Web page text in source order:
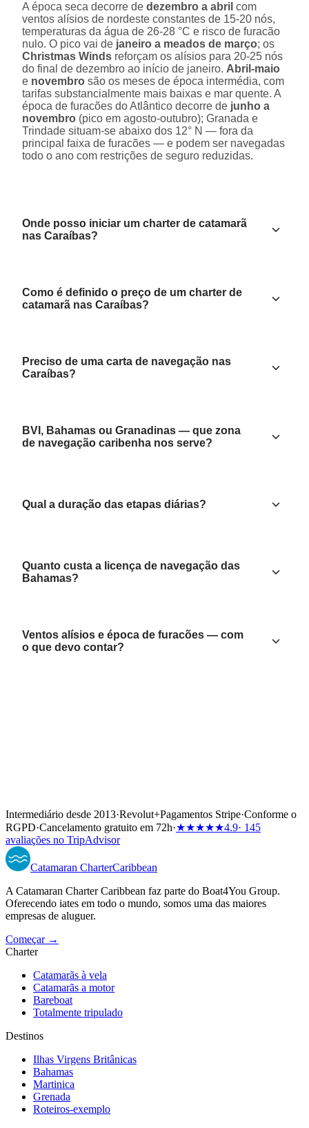
A época seca decorre de dezembro a abril com
ventos alísios de nordeste constantes de 15-20 nós,
temperaturas da água de 26-28 °C e risco de furacão
nulo. O pico vai de janeiro a meados de março; os
Christmas Winds reforçam os alísios para 20-25 nós
do final de dezembro ao início de janeiro. Abril-maio
e novembro são os meses de época intermédia, com
tarifas substancialmente mais baixas e mar quente. A
época de furacões do Atlântico decorre de junho a
novembro (pico em agosto-outubro); Granada e
Trindade situam-se abaixo dos 12° N — fora da
principal faixa de furacões — e podem ser navegadas
todo o ano com restrições de seguro reduzidas.
Onde posso iniciar um charter de catamarã
nas Caraíbas?
Como é definido o preço de um charter de
catamarã nas Caraíbas?
Preciso de uma carta de navegação nas
Caraíbas?
BVI, Bahamas ou Granadinas — que zona
de navegação caribenha nos serve?
Qual a duração das etapas diárias?
Quanto custa a licença de navegação das
Bahamas?
Ventos alísios e época de furacões — com
o que devo contar?
Intermediário desde 2013·Revolut+Pagamentos Stripe·Conforme o
RGPD·Cancelamento gratuito em 72h·★★★★★4.9· 145
avaliações no TripAdvisor
Catamaran CharterCaribbean
A Catamaran Charter Caribbean faz parte do Boat4You Group.
Oferecendo iates em todo o mundo, somos uma das maiores
empresas de aluguer.
Começar →
Charter
Catamarãs à vela
Catamarãs a motor
Bareboat
Totalmente tripulado
Destinos
Ilhas Virgens Britânicas
Bahamas
Martinica
Grenada
Roteiros-exemplo